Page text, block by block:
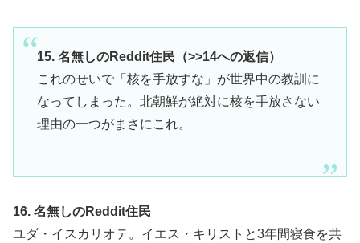
15. 名無しのReddit住民（>>14への返信）
これのせいで「核を手放すな」が世界中の教訓に
なってしまった。北朝鮮が絶対に核を手放さない
理由の一つがまさにこれ。
16. 名無しのReddit住民
ユダ・イスカリオテ。イエス・キリストと3年間寝食を共